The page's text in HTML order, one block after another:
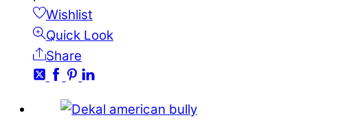
Wishlist
Quick Look
Share